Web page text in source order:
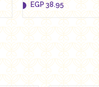
EGP 38.95
EGP38.95